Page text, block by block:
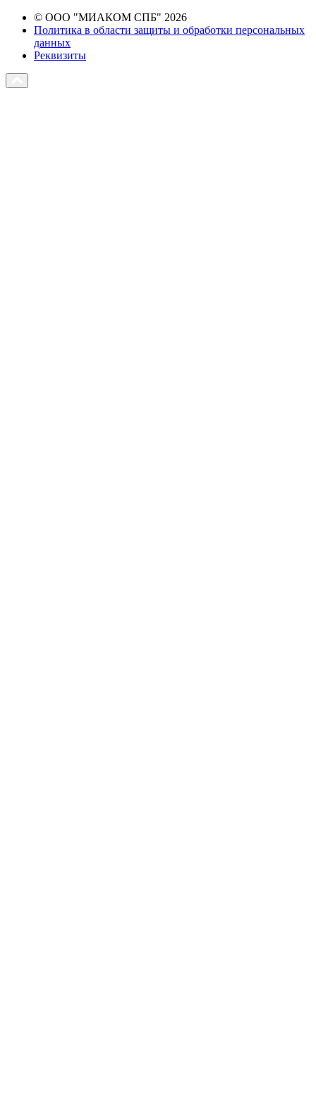
© ООО "МИАКОМ СПБ" 2026
Политика в области защиты и обработки персональных
данных
Реквизиты